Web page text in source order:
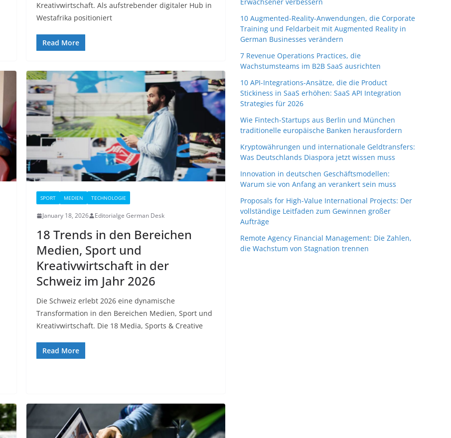
Kreativwirtschaft. Als aufstrebender digitaler Hub in
Westafrika positioniert
Read More
SPORT MEDIEN TECHNOLOGIE
January 18, 2026 Editorialge German Desk
18 Trends in den Bereichen
Medien, Sport und
Kreativwirtschaft in der
Schweiz im Jahr 2026
Die Schweiz erlebt 2026 eine dynamische
Transformation in den Bereichen Medien, Sport und
Kreativwirtschaft. Die 18 Media, Sports & Creative
Read More
10 Augmented-Reality-Anwendungen, die Corporate
Training und Feldarbeit mit Augmented Reality in
German Businesses verändern
7 Revenue Operations Practices, die
Wachstumsteams im B2B SaaS ausrichten
10 API-Integrations-Ansätze, die die Product
Stickiness in SaaS erhöhen: SaaS API Integration
Strategies für 2026
Wie Fintech-Startups aus Berlin und München
traditionelle europäische Banken herausfordern
Kryptowährungen und internationale Geldtransfers:
Was Deutschlands Diaspora jetzt wissen muss
Innovation in deutschen Geschäftsmodellen:
Warum sie von Anfang an verankert sein muss
Proposals for High-Value International Projects: Der
vollständige Leitfaden zum Gewinnen großer
Aufträge
Remote Agency Financial Management: Die Zahlen,
die Wachstum von Stagnation trennen